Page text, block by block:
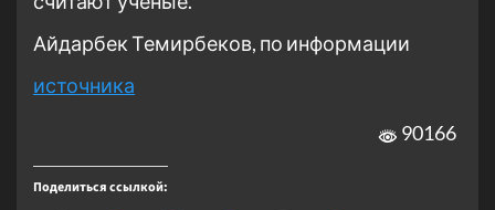
Айдарбек Темирбеков, по информации
источника
90166
Поделиться ссылкой: